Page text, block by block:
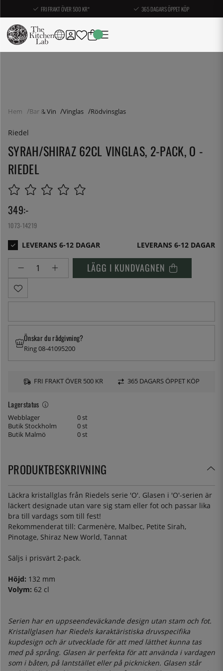
FRI FRAKT ÖVER 500 KR* 365 DAGARS ÖPPET KÖP
Hem Bar & Vin Vinglas Rödvinsglas
Riedel
SYRAH/SHIRAZ 62CL VINGLAS, 2-PACK, O -
RIEDEL
349:-
1073-14219
LEVERANS 6-12 DAGAR
LÄGG I KUNDVAGNEN
Lagerstatus
Webblager
0 st
Butik Stockholm
0 st
Butik Malmö
0 st
Önskar du rådgivning?
Ring 08-41095200
FRI FRAKT ÖVER 500 KR 365 DAGARS ÖPPET KÖP
PRODUKTBESKRIVNING
Läckra kristallglas från Riedels serie 'O'. Glasen i 'O'-serien är
läckert designade utan vare sig stam eller fot och passar lika
bra till vardags som till fest!
Rekommenderat till: Carmenère, Malbec, Petite Sirah,
Pinotage, Shiraz New World, Tannat
Säljs i prisvärt 2-pack.
Höjd: 132 mm
Volym: 62 cl
Serien har en uppseendeväckande design utan stam och fot.
Kristallglasen har Riedels karaktäristiska druvspecifika
kupdesign och är utvecklade för att med lätthet kunna tas
med på språng. Glasen är perfekta för att använda i vardagen
som i båten, på lantstället eller på picknicken. Glasen står